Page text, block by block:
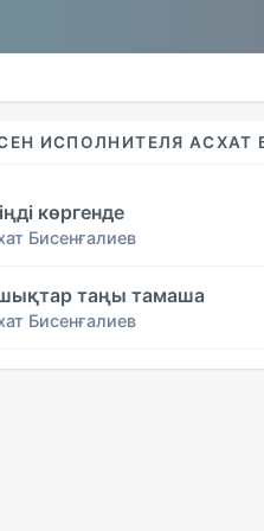
ИСПОЛНИТЕЛЯ АСХАТ
көргенде
Бисенғалиев
таңы тамаша
Бисенғалиев